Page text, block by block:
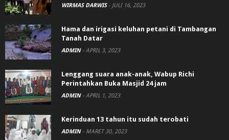
WIRMAS DARWIS - JULI 16, 2023
Hama dan irigasi keluhan petani di Tambangan
Tanah Datar
ADMIN - APRIL 3, 2023
Lenggang suara anak-anak, Wabup Richi
Perintahkan Buka Masjid 24 jam
ADMIN - APRIL 1, 2023
Kerinduan 13 tahun itu sudah terobati
ADMIN - MARET 30, 2023